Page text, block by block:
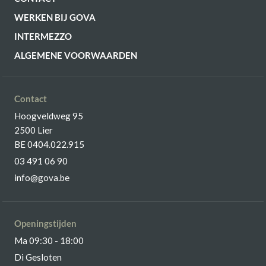
WERKEN BIJ GOVA
INTERMEZZO
ALGEMENE VOORWAARDEN
Contact
Hoogveldweg 95
2500 Lier
BE 0404.022.915
03 491 06 90
info@gova.be
Openingstijden
Ma 09:30 - 18:00
Di Gesloten